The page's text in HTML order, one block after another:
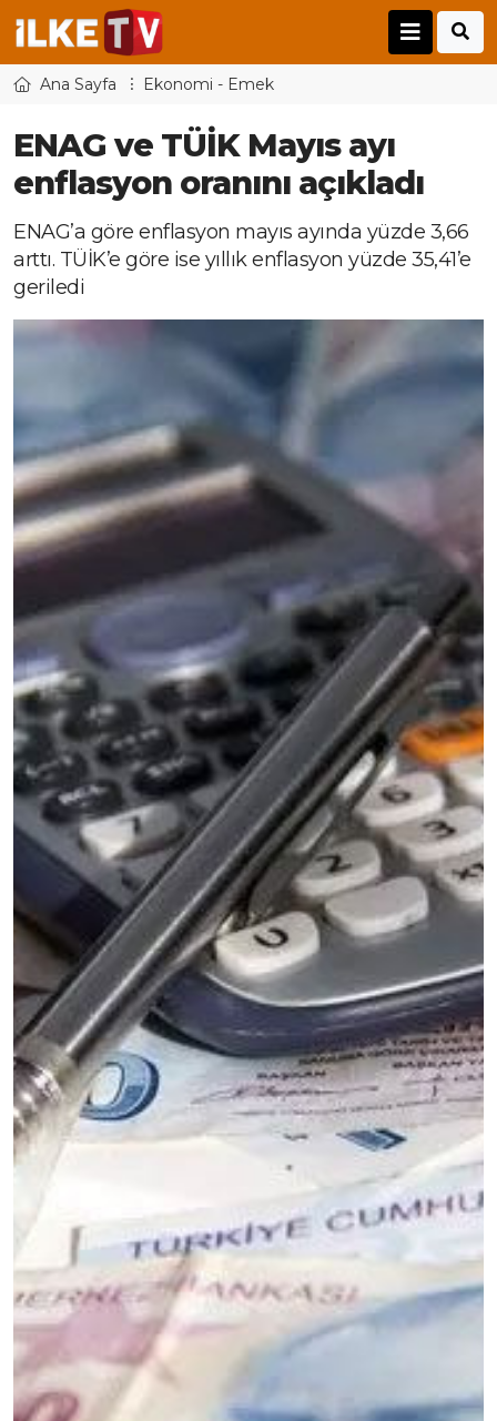
Ana Sayfa Ekonomi - Emek
ENAG ve TÜİK Mayıs ayı
enflasyon oranını açıkladı
ENAG’a göre enflasyon mayıs ayında yüzde 3,66
arttı. TÜİK’e göre ise yıllık enflasyon yüzde 35,41’e
geriledi